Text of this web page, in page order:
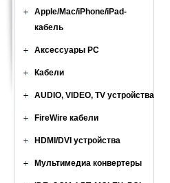
Apple/Mac/iPhone/iPad-
кабель
Аксессуары PC
Кабели
AUDIO, VIDEO, TV устройства
FireWire кабели
HDMI/DVI устройства
Мультимедиа конвертеры